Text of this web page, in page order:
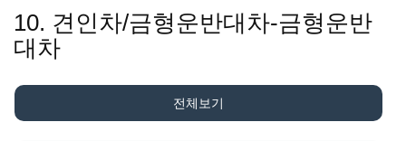
10. 견인차/금형운반대차-금형운반
대차
전체보기